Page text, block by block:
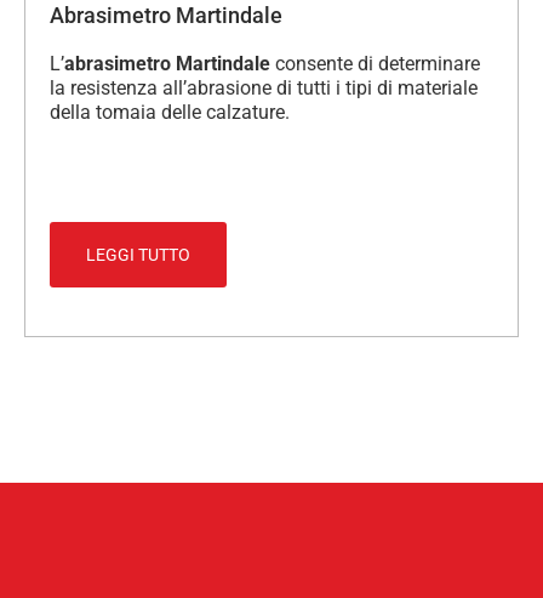
Abrasimetro Martindale
L’abrasimetro Martindale consente di determinare
la resistenza all’abrasione di tutti i tipi di materiale
della tomaia delle calzature.
LEGGI TUTTO